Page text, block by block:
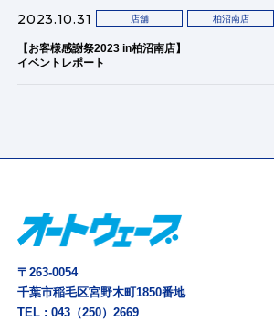
2023.10.31 店舗 柏沼南店
【お客様感謝祭2023 in柏沼南店】
イベントレポート
〒263-0054
千葉市稲毛区宮野木町1850番地
TEL :043（250）2669